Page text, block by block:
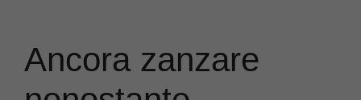
Ancora zanzare